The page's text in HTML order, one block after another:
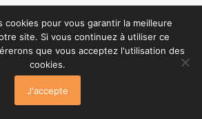
cookies pour vous garantir la meilleure
site. Si vous continuez à utiliser ce
que vous acceptez l'utilisation des
cookies.
J'accepte